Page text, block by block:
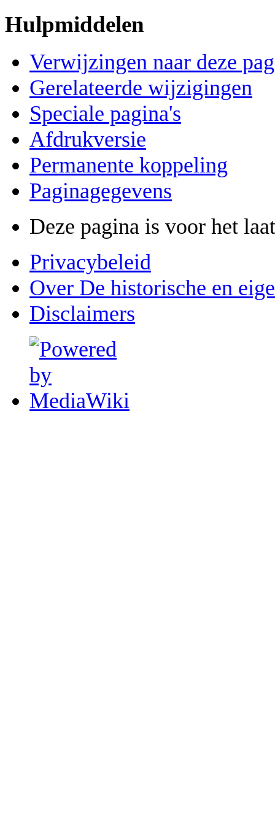
Hulpmiddelen
Verwijzingen naar deze
Gerelateerde wijzigingen
Speciale pagina's
Afdrukversie
Permanente koppeling
Paginagegevens
Deze pagina is voor het
Privacybeleid
Over De historische en
Disclaimers